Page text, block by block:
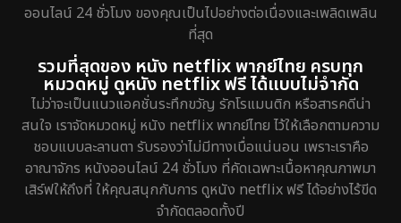
ออนไลน์ 24 ชั่วโมง ของคุณเป็นไปอย่างต่อเนื่องและเพลิดเพลิน
ที่สุด
รวมที่สุดของ หนัง netflix พากย์ไทย ครบทุก
หมวดหมู่ ดูหนัง netflix ฟรี ได้แบบไม่จำกัด
ไม่ว่าจะเป็นแนวแอคชั่นระทึกขวัญ รักโรแมนติก หรือสารคดีน่า
สนใจ เราจัดหมวดหมู่ หนัง netflix พากย์ไทย ไว้ให้เลือกตามความ
ชอบแบบละลานตา รับรองว่าไม่มีทางเบื่อแน่นอน เพราะเราคือ
อาณาจักร หนังออนไลน์ 24 ชั่วโมง ที่คัดเฉพาะเนื้อหาคุณภาพมา
เสิร์ฟให้ถึงที่ ให้คุณสนุกกับการ ดูหนัง netflix ฟรี ได้อย่างไร้ขีด
จำกัดตลอดทั้งปี